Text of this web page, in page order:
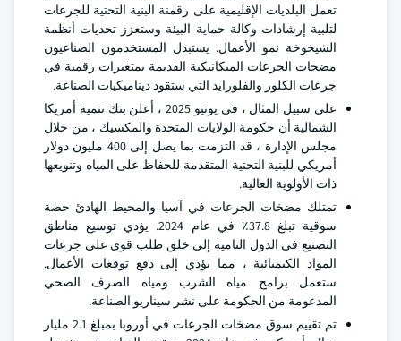
تعمل البلديات الإقليمية على رقمنة البنية التحتية للجرعات
لتلبية إرشادات وكالة حماية البيئة وستعزز تحديات أنظمة
الشيخوخة نمو الأعمال. يستبدل المستخدمون الصناعيون
مضخات الجرعات الميكانيكية القديمة بمتغيرات رقمية في
جرعات الكلور والفلورايد التي ستقود ديناميكيات الصناعة.
على سبيل المثال ، في يونيو 2025 ، أعلن بنك تنمية أمريكا
الشمالية أن حكومة الولايات المتحدة والمكسيك ، من خلال
مجلس الإدارة ، قد التزمت بما يصل إلى 400 مليون دولار
أمريكي للبنية التحتية المتقدمة للحفاظ على المياه وتنويعها
ذات الأولوية العالية.
تمتلك مضخات الجرعات في آسيا والمحيط الهادئ حصة
سوقية تبلغ 37.8٪ في عام 2024. يؤدي توسيع مناطق
التصنيع في الدول النامية إلى خلق طلب قوي على جرعات
المواد الكيميائية ، مما يؤدي إلى دفع توقعات الأعمال.
ستعمل برامج مياه الشرب ومياه الصرف الصحي
المدعومة من الحكومة على نشر سيناريو الصناعة.
تم تقييم سوق مضخات الجرعات في أوروبا بمبلغ 2.1 مليار